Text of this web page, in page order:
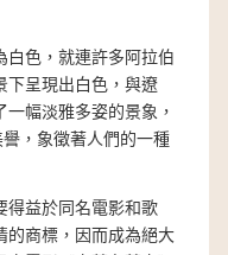
白色，就連許多阿拉伯
下呈現出白色，與遼
幅淡雅多姿的景象，
譽，象徵著人們的一種
得益於同名電影和歌
的商標，因而成為絕大